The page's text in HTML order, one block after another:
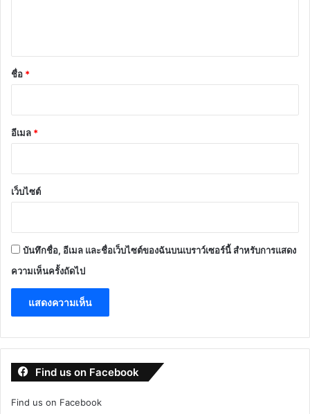
*
ชื่อ *
อีเมล *
เว็บไซต์
บันทึกชื่อ, อีเมล และชื่อเว็บไซต์ของฉันบนเบราว์เซอร์นี้ สำหรับการแสดง
ความเห็นครั้งถัดไป
Find us on Facebook
Find us on Facebook